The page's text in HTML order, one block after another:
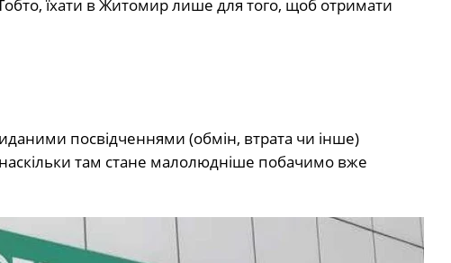
їхати в Житомир лише для того, щоб отримати
посвідченнями (обмін, втрата чи інше)
там стане малолюдніше побачимо вже